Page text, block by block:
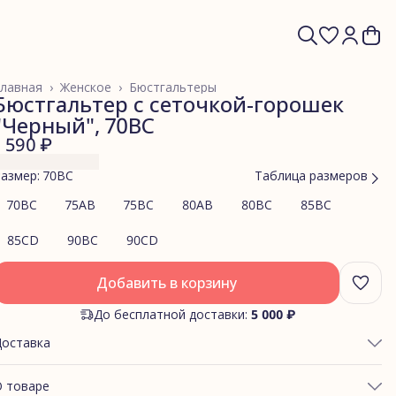
Бюстгальтеры
Женское ›
›
с сеточкой-горошек
70BC
590 ₽
70BC
Таблица размеров
70BC
75AB 75BC 80AB 80BC 85BC
85CD 90BC 90CD
Добавить в корзину
До бесплатной доставки: 5 000 ₽
товаре